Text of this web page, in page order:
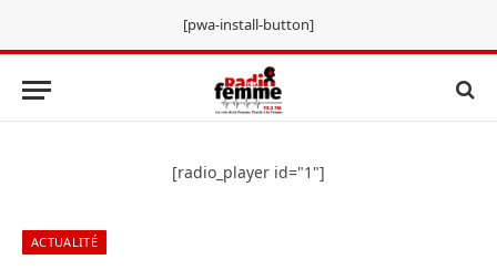
[pwa-install-button]
[radio_player id="1"]
ACTUALITÉ